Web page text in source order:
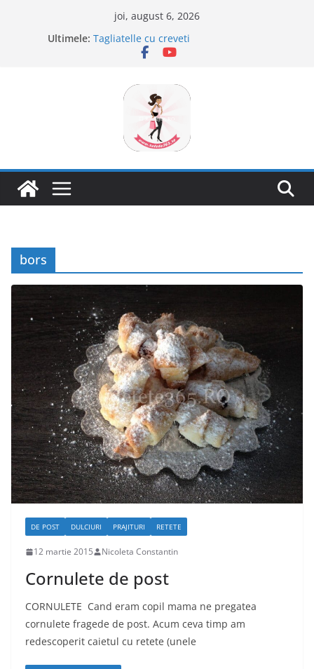
joi, august 6, 2026
Ultimele: Tagliatelle cu creveti
Clafoutis cu cirese
Savarine
bors
DE POST DULCIURI PRAJITURI RETETE
12 martie 2015 Nicoleta Constantin
Cornulete de post
CORNULETE Cand eram copil mama ne pregatea
cornulete fragede de post. Acum ceva timp am
redescoperit caietul cu retete (unele